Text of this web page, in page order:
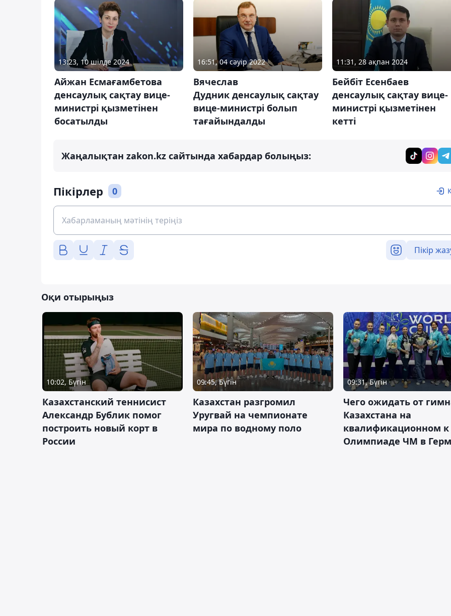
13:23, 10 шілде 2024
Айжан Есмағамбетова
денсаулық сақтау вице-
министрі қызметінен
босатылды
16:51, 04 сәуір 2022
Вячеслав
Дудник денсаулық сақтау
вице-министрі болып
тағайындалды
11:31, 28 ақпан 2024
Бейбіт Есенбаев
денсаулық сақтау вице-
министрі қызметінен
кетті
Жаңалықтан zakon.kz сайтында хабардар болыңыз:
Пікірлер 0
Пікір
Оқи отырыңыз
10:02, Бүгін
Казахстанский теннисист
Александр Бублик помог
построить новый корт в
России
09:45, Бүгін
Казахстан разгромил
Уругвай на чемпионате
мира по водному поло
09:31, Бүгін
Чего ожидать от
Казахстана на
квалификационном к
Олимпиаде ЧМ в